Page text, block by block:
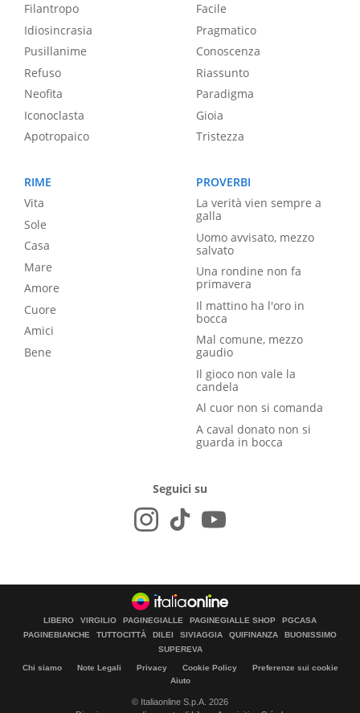
Filantropo
Idiosincrasia
Pusillanime
Refuso
Neofita
Iconoclasta
Apotropaico
Facile
Pragmatico
Conoscenza
Riassunto
Paradigma
Gioia
Tristezza
RIME
Vita
Sole
Casa
Mare
Amore
Cuore
Amici
Bene
PROVERBI
La verità vien sempre a
galla
Uomo avvisato, mezzo
salvato
Una rondine non fa
primavera
Il mattino ha l'oro in
bocca
Mal comune, mezzo
gaudio
Il gioco non vale la
candela
Al cuor non si comanda
A caval donato non si
guarda in bocca
Seguici su
LIBERO VIRGILIO PAGINEGIALLE PAGINEGIALLE SHOP
PGCASA
PAGINEBIANCHE
TUTTOCITTÀ DILEI SIVIAGGIA QUIFINANZA
BUONISSIMO
SUPEREVA
Chi siamo Note Legali Privacy Cookie Policy
Preferenze sui cookie
Aiuto
© Italiaonline S.p.A. 2026